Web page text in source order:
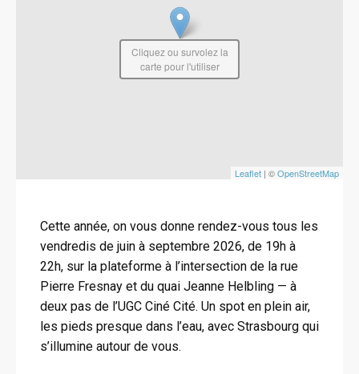
Leaflet | ©OpenStreetMap
Cliquez ou survolez la
carte pour l'utiliser
Cette année, on vous donne rendez-vous tous les
vendredis de juin à septembre 2026, de 19h à
22h, sur la plateforme à l’intersection de la rue
Pierre Fresnay et du quai Jeanne Helbling — à
deux pas de l’UGC Ciné Cité. Un spot en plein air,
les pieds presque dans l’eau, avec Strasbourg qui
s’illumine autour de vous.